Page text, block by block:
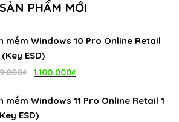
4.999.000₫.
là:
SẢN PHẨM MỚI
mềm Windows 10 Pro Online Retail
(Key ESD)
₫
Giá
là:
1.100.000₫
tại
mềm Windows 11 Pro Online Retail 1
ESD)